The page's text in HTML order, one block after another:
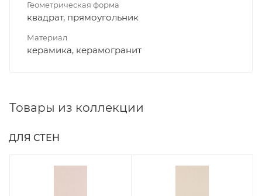
Геометрическая форма
квадрат, прямоугольник
Материал
керамика, керамогранит
Товары из коллекции
ДЛЯ СТЕН